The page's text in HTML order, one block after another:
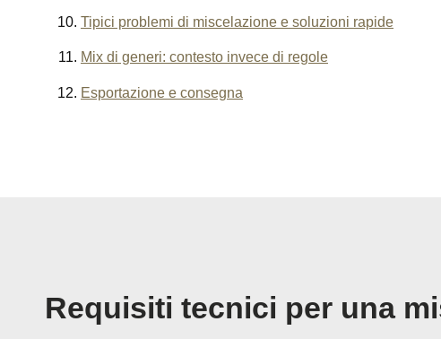
Tipici problemi di miscelazione e soluzioni rapide
Mix di generi: contesto invece di regole
Esportazione e consegna
Requisiti tecnici per una